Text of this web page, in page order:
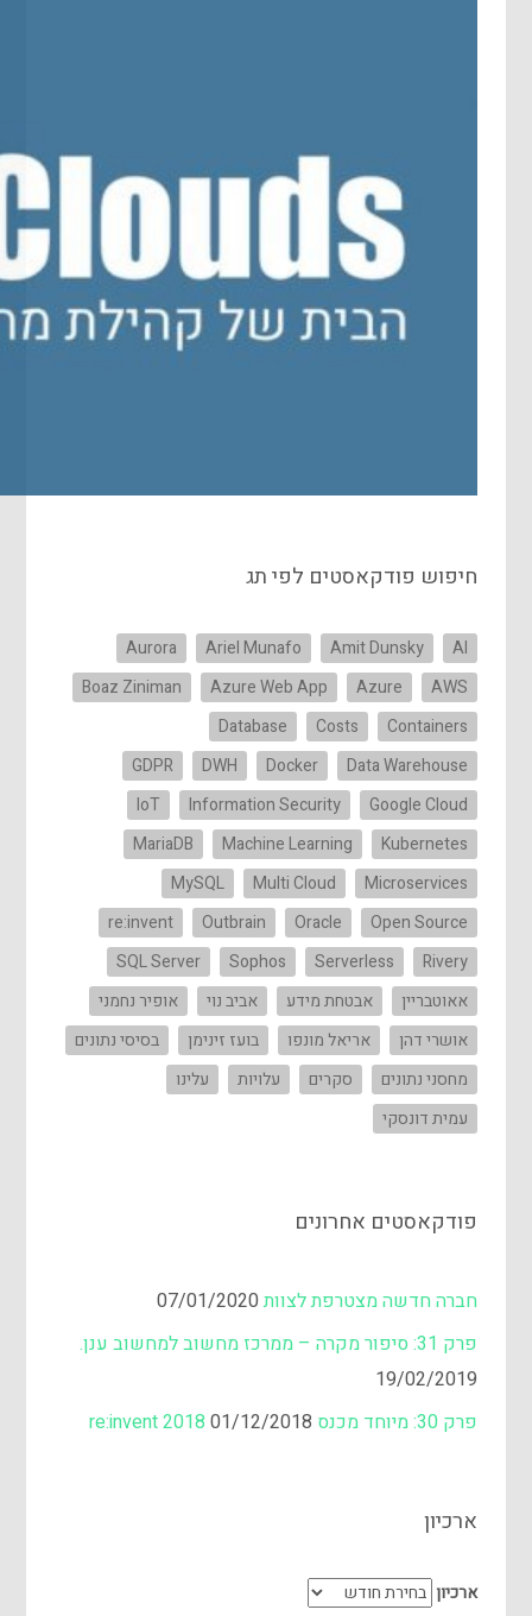
חיפוש פודקאסטים לפי תג
AI
Amit Dunsky
Ariel Munafo
Aurora
AWS
Azure
Azure Web App
Boaz Ziniman
Containers
Costs
Database
Data Warehouse
Docker
DWH
GDPR
Google Cloud
Information Security
IoT
Kubernetes
Machine Learning
MariaDB
Microservices
Multi Cloud
MySQL
Open Source
Oracle
Outbrain
re:invent
Rivery
Serverless
Sophos
SQL Server
אאוטבריין
אבטחת מידע אביב נוי
אופיר נחמני
אושרי דהן
אריאל מונפו בועז זינימן
בסיסי נתונים
מחסני נתונים
סקרים עלויות
עלינו
עמית דונסקי
פודקאסטים אחרונים
חברה חדשה מצטרפת לצוות07/01/2020
פרק 31: סיפור מקרה – ממרכז מחשוב למחשוב ענן.
19/02/2019
פרק 30: מיוחד מכנס re:invent 2018
01/12/2018
ארכיון
ארכיון